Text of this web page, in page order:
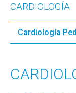
CARDIOLOGÍA
Cardiología